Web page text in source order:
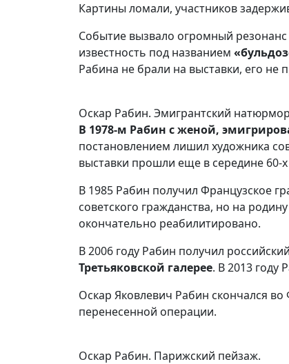
Картины ломали, участников
Событие вызвало огромный
известность под названием
Рабина не брали на выставки, его не
Оскар Рабин. Эмигрантский
В 1978-м Рабин с женой,
постановлением лишил художника
выставки прошли еще в середине 60-
В 1985 Рабин получил Французское
советского гражданства, но на
окончательно реабилитировано.
В 2006 году Рабин получил
Третьяковской галерее. В 2013 году
Оскар Яковлевич Рабин скончался
перенесенной операции.
Оскар Рабин. Парижский пейзаж.